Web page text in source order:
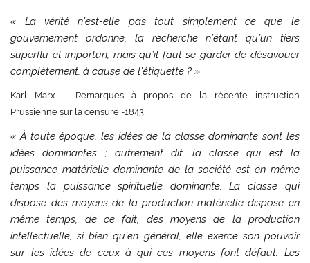
« La vérité n’est-elle pas tout simplement ce que le
gouvernement ordonne, la recherche n’étant qu’un tiers
superflu et importun, mais qu’il faut se garder de désavouer
complètement, à cause de l’étiquette ? »
Karl Marx – Remarques à propos de la récente instruction
Prussienne sur la censure -1843
« À toute époque, les idées de la classe dominante sont les
idées dominantes ; autrement dit, la classe qui est la
puissance matérielle dominante de la société est en même
temps la puissance spirituelle dominante. La classe qui
dispose des moyens de la production matérielle dispose en
même temps, de ce fait, des moyens de la production
intellectuelle, si bien qu’en général, elle exerce son pouvoir
sur les idées de ceux à qui ces moyens font défaut. Les